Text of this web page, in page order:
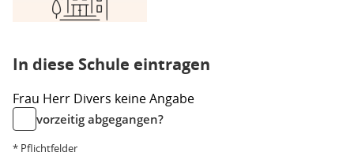
In diese Schule eintragen
Frau Herr Divers keine Angabe
vorzeitig abgegangen?
* Pflichtfelder